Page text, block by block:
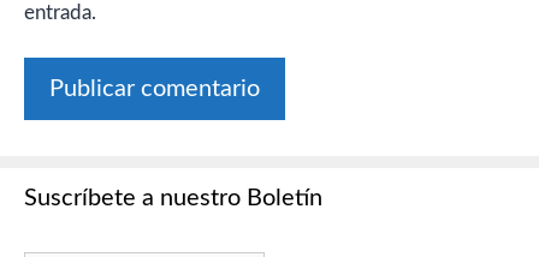
entrada.
Suscríbete a nuestro Boletín